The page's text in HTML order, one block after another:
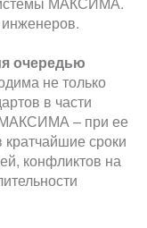
очередью
не только
в части
МАКСИМА – при ее
сроки
конфликтов на